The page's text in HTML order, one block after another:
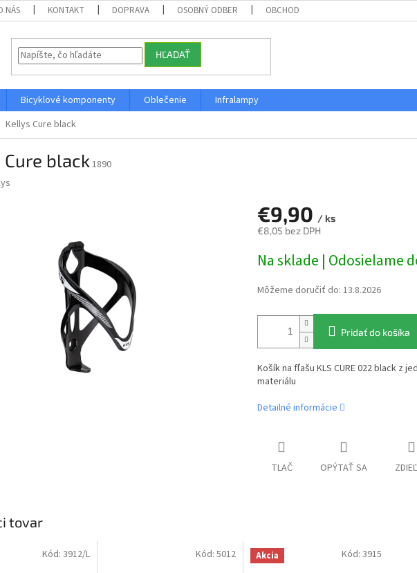
NÁS KONTAKT DOPRAVA OSOBNÝ ODBER OBCHODNÉ PODMIENKY
HĽADAŤ
Bicyklové komponenty Oblečenie
Infralampy
Kellys Cure black
Cure black 1890
€9,90 / ks
€8,05 bez DPH
cena:
Na sklade | Odosielame
Môžeme doručiť do: 13.8.2026
Pridať do košíka
Košík na fľašu KLS CURE 022 black z
materiálu
Detailné informácie
TLAČ OPÝTAŤ SA
tovar
Kód: 3912/L Kód: 5012 Akcia Kód:3915